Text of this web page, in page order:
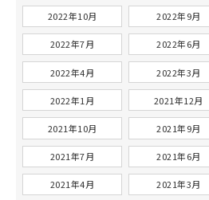
2022年10月 2022年9月
2022年7月 2022年6月
2022年4月 2022年3月
2022年1月 2021年12月
2021年10月 2021年9月
2021年7月 2021年6月
2021年4月 2021年3月